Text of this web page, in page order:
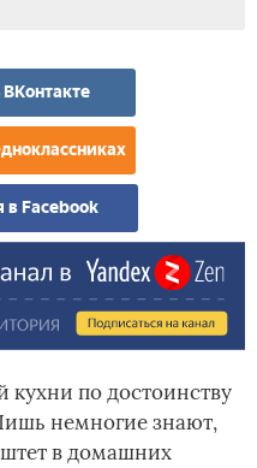
ВКонтакте
в Facebook
по достоинству
немногие знают,
в домашних